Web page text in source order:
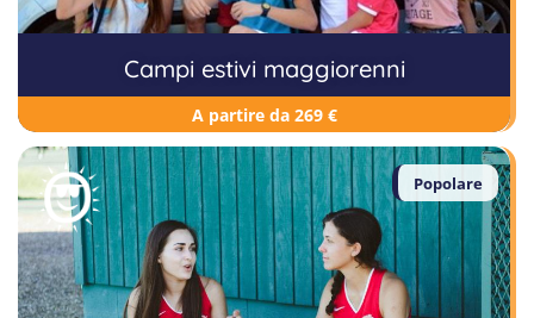
Campi estivi maggiorenni
A partire da 269 €
Popolare